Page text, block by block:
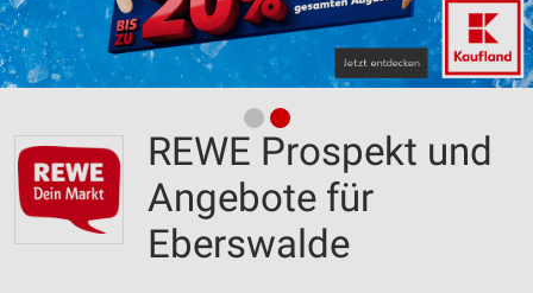
REWE Prospekt und
Angebote für
Eberswalde